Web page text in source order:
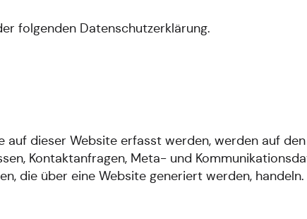
folgenden Datenschutzerklärung.
dieser Website erfasst werden, werden auf
Kontaktanfragen, Meta- und
die über eine Website generiert werden, handeln.